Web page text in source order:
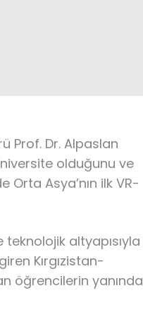
Prof. Dr. Alpaslan
olduğunu ve
Asya’nın ilk VR-
altyapısıyla
Kırgızistan-
öğrencilerin yanında